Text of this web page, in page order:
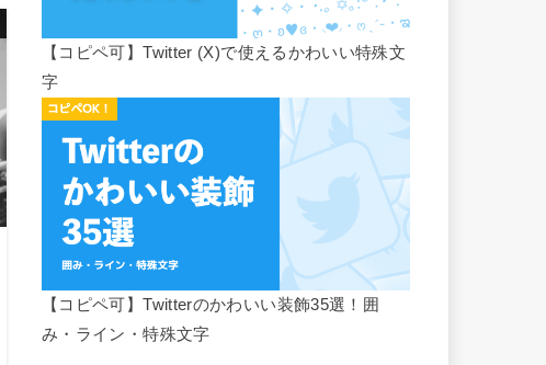
【コピペ可】Twitter (X)で使えるかわいい特殊文
字
【コピペ可】Twitterのかわいい装飾35選！囲
み・ライン・特殊文字